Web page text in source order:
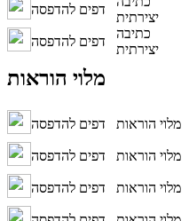
דפים להדפסה
יצירתית
דפים להדפסה
כתיבה
יצירתית
מלוי הוראות
דפים להדפסה מלוי הוראות
דפים להדפסה
מלוי הוראות
דפים להדפסה
מלוי הוראות